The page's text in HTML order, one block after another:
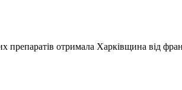
отримала Харківщина від